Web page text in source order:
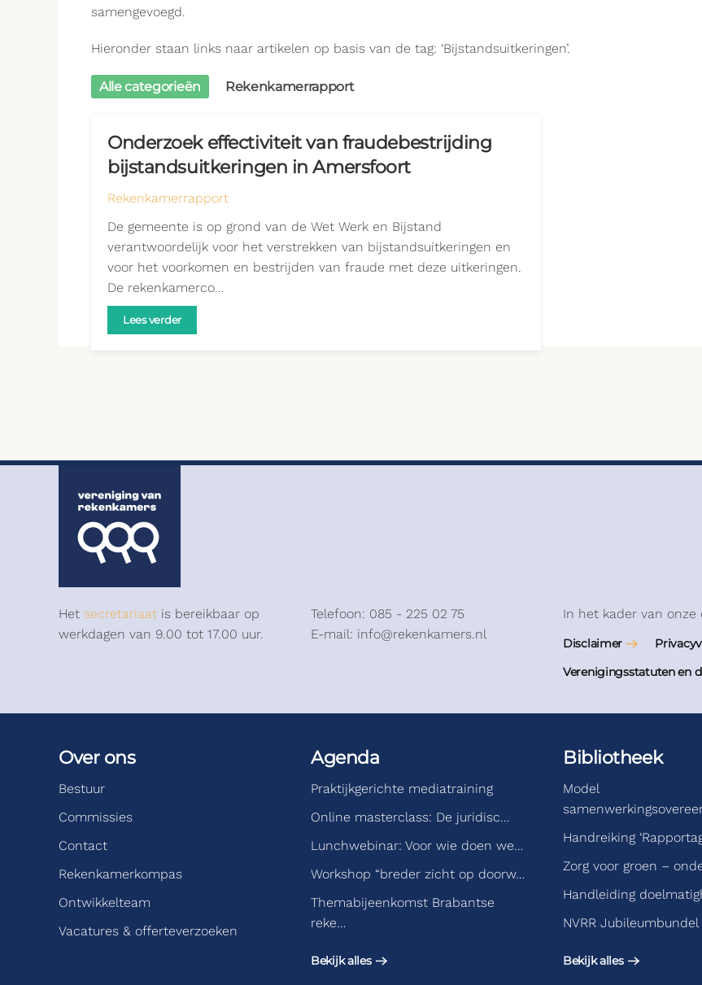
samengevoegd.
Hieronder staan links naar artikelen op basis van de tag: ‘Bijstandsuitkeringen’.
Alle categorieën Rekenkamerrapport
Onderzoek effectiviteit van fraudebestrijding
bijstandsuitkeringen in Amersfoort
Rekenkamerrapport
De gemeente is op grond van de Wet Werk en Bijstand
verantwoordelijk voor het verstrekken van bijstandsuitkeringen en
voor het voorkomen en bestrijden van fraude met deze uitkeringen.
De rekenkamerco…
Lees verder
Het secretariaat is bereikbaar op
werkdagen van 9.00 tot 17.00 uur.
Telefoon: 085 - 225 02 75
E-mail: info@rekenkamers.nl
In het kader van onze
Disclaimer
Verenigingsstatuten en
Over ons
Bestuur
Commissies
Contact
Rekenkamerkompas
Ontwikkelteam
Vacatures & offerteverzoeken
Agenda
Praktijkgerichte mediatraining
Online masterclass: De juridisc…
Lunchwebinar: Voor wie doen we…
Workshop “breder zicht op doorw…
Themabijeenkomst Brabantse
reke…
Bekijk alles
Bibliotheek
Model
Handreiking
Zorg voor groen –
Handleiding
NVRR
Bekijk alles